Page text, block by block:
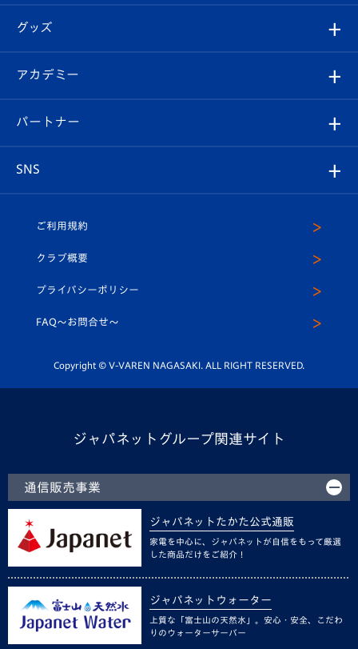
チケット
イベント
メディア
ホームタウン
スタッフプロフィール
マスコット紹介
平和祈念活動
ホームタウン活動
はじめての観戦ガイド
Revive Team
ヴィヴィくんの長崎おもてなしガイド
フォトギャラリー
スタジアムグルメ
チケット
V-LOVERS（ファンクラブ）
プレイヤーズスイート
グッズ
オンラインショップ
店舗情報
アカデミー
育成からのお知らせ
U-18
スクール
パートナー
SNS
ヴィヴィくんインスタグラム
公式LINE＠
ご利用規約
クラブ概要
プライバシーポリシー
FAQ〜お問合せ〜
Copyright © V-VAREN NAGASAKI. ALL RIGHT RESERVED.
ジャパネットグループ関連サイト
通信販売事業
ジャパネットたかた公式通販
家電を中心に、ジャパネットが自信をもって厳選
した商品だけをご紹介！
ジャパネットウォーター
上質な「富士山の天然水」。安心・安全、こだわ
りのウォーターサーバー